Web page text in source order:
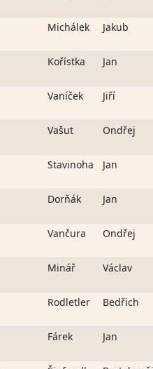
Michálek Jakub
Kořístka Jan
Vaníček Jiří
Vašut Ondřej
Stavinoha Jan
Dorňák Jan
Vančura Ondřej
Minář Václav
Rodletler Bedřich
Fárek Jan